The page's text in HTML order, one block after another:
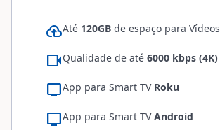
cloud_uploadAté 120GB de espaço para Vídeos
videocamQualidade de até 6000 kbps (4K)
tvApp para Smart TV Roku
tvApp para Smart TVAndroid